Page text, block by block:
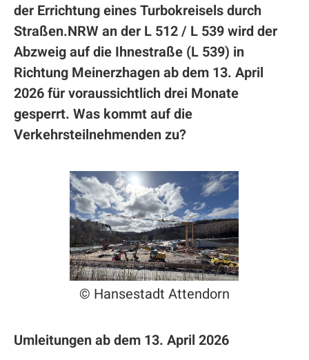
der Errichtung eines Turbokreisels durch
Straßen.NRW an der L 512 / L 539 wird der
Abzweig auf die Ihnestraße (L 539) in
Richtung Meinerzhagen ab dem 13. April
2026 für voraussichtlich drei Monate
gesperrt. Was kommt auf die
Verkehrsteilnehmenden zu?
© Hansestadt Attendorn
Umleitungen ab dem 13. April 2026